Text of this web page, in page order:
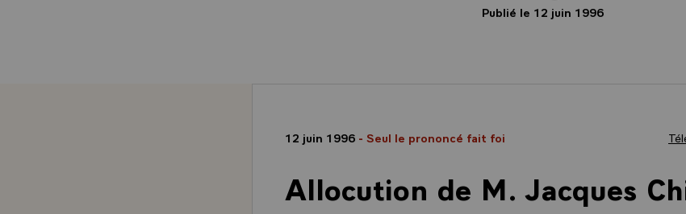
Publié le 12 juin 1996
12 juin 1996 - Seul le prononcé fait foi
Allocution de M. Jacques